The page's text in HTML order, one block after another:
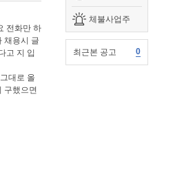
체불사업주
최근본 공고 0
전화만 하
채용시 글
고 지 입
대로 올
구했으면